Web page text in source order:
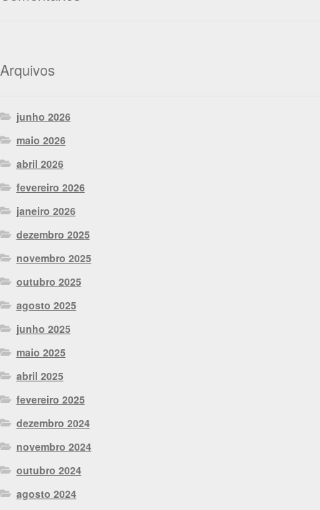
Arquivos
junho 2026
maio 2026
abril 2026
fevereiro 2026
janeiro 2026
dezembro 2025
novembro 2025
outubro 2025
agosto 2025
junho 2025
maio 2025
abril 2025
fevereiro 2025
dezembro 2024
novembro 2024
outubro 2024
agosto 2024